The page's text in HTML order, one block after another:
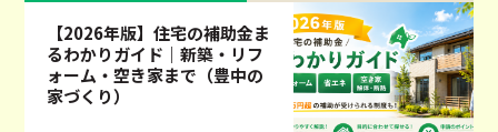
【2026年版】住宅の補助金ま
るわかりガイド｜新築・リフ
ォーム・空き家まで（豊中の
家づくり）